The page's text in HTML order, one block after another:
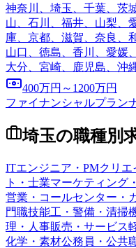
神奈川、埼玉、千葉、茨
山、石川、福井、山梨、
庫、京都、滋賀、奈良、
山口、徳島、香川、愛媛
大分、宮崎、鹿児島、沖
400万円～1200万円
ファイナンシャルプラン
埼玉の職種別
ITエンジニア・PMクリエ
ト・士業マーケティング
営業・コールセンター・
門職技能工・警備・清掃
理・人事販売・サービス
化学・素材公務員・公共